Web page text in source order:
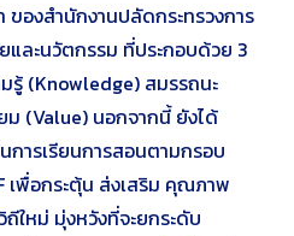
องสำนักงานปลัดกระทรวงการ
ละนวัตกรรม ที่ประกอบด้วย 3
รู้ (Knowledge) สมรรถนะ
(Value) นอกจากนี้ ยังได้
ารเรียนการสอนตามกรอบ
เพื่อกระตุ้น ส่งเสริม คุณภาพ
ใหม่ มุ่งหวังที่จะยกระดับ